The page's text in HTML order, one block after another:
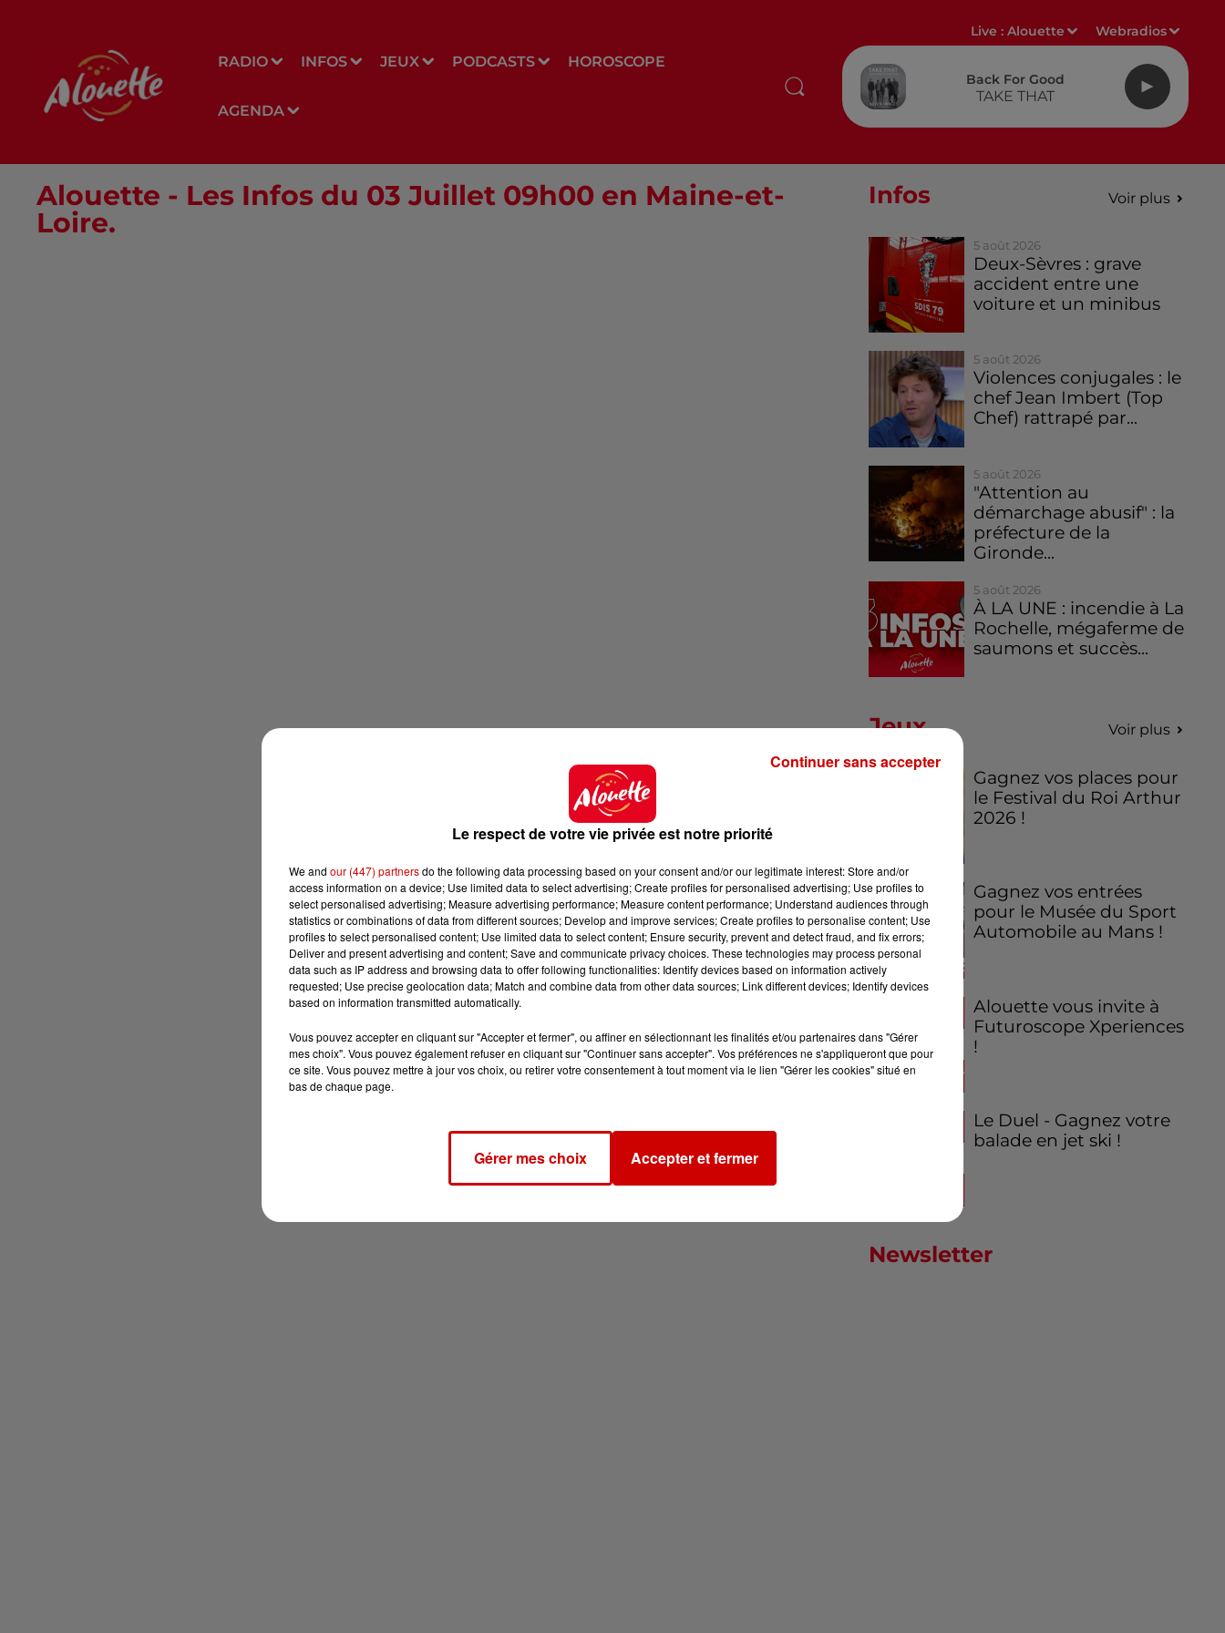
RADIO INFOS JEUX PODCASTS HOROSCOPE
AGENDA
Live :Alouette Webradios
Back For Good
TAKE THAT
Alouette - Les Infos du 03 Juillet 09h00 en Maine-et-
Loire.
Infos Voir plus
5 août 2026
Deux-Sèvres : grave
accident entre une
voiture et un minibus
5 août 2026
Violences conjugales : le
chef Jean Imbert (Top
Chef) rattrapé par...
5 août 2026
"Attention au
démarchage abusif" : la
préfecture de la
Gironde...
5 août 2026
À LA UNE : incendie à La
Rochelle, mégaferme de
saumons et succès...
Jeux Voir plus
Gagnez vos places pour
le Festival du Roi Arthur
2026 !
Gagnez vos entrées
pour le Musée du Sport
Automobile au Mans !
Alouette vous invite à
Futuroscope Xperiences
!
Le Duel - Gagnez votre
balade en jet ski !
Newsletter
Le respect de votre vie privée est notre priorité
We and our (447) partnersdo the following data processing based on your consent and/or our legitimate interest: Store and/or
access information on a device; Use limited data to select advertising; Create profiles for personalised advertising; Use profiles to
select personalised advertising; Measure advertising performance; Measure content performance; Understand audiences through
statistics or combinations of data from different sources; Develop and improve services; Create profiles to personalise content; Use
profiles to select personalised content; Use limited data to select content; Ensure security, prevent and detect fraud, and fix errors;
Deliver and present advertising and content; Save and communicate privacy choices. These technologies may process personal
data such as IP address and browsing data to offer following functionalities: Identify devices based on information actively
requested; Use precise geolocation data; Match and combine data from other data sources; Link different devices; Identify devices
based on information transmitted automatically.
Vous pouvez accepter en cliquant sur "Accepter et fermer", ou affiner en sélectionnant les finalités et/ou partenaires dans "Gérer
mes choix". Vous pouvez également refuser en cliquant sur "Continuer sans accepter". Vos préférences ne s'appliqueront que pour
ce site. Vous pouvez mettre à jour vos choix, ou retirer votre consentement à tout moment via le lien "Gérer les cookies" situé en
bas de chaque page.
Gérer mes choix Accepter et fermer
Continuer sans accepter